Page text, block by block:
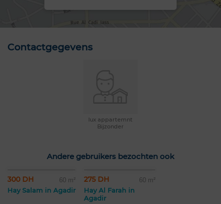
Contactgegevens
lux appartemnt
Bijzonder
Andere gebruikers bezochten ook
300 DH 60 m²
Hay Salam in Agadir
275 DH 60 m²
Hay Al Farah in
Agadir